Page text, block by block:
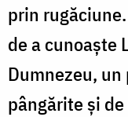
prin
de a cunoaşte
Dumnezeu,
pângărite şi